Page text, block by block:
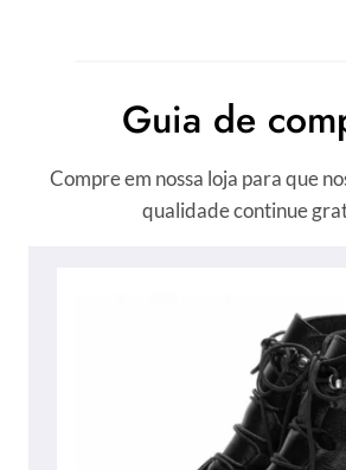
Guia de
Compre em nossa loja para que
qualidade continue